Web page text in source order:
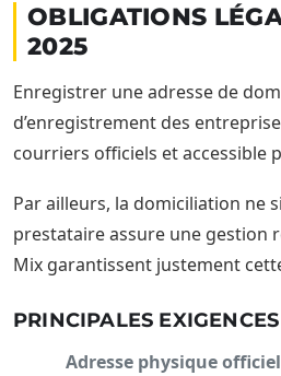
OBLIGATIONS
2025
Enregistrer une adresse de
d’enregistrement des
courriers officiels et accessible
Par ailleurs, la domiciliation ne
prestataire assure une gestion
Mix garantissent justement
PRINCIPALES
Adresse physique